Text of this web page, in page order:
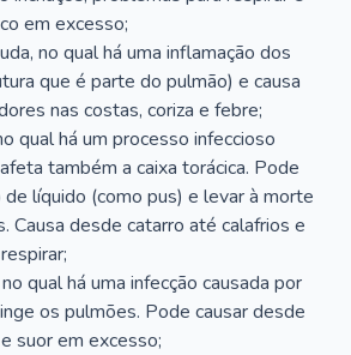
em excesso;
no qual há uma inflamação dos
que é parte do pulmão) e causa
nas costas, coriza e febre;
qual há um processo infeccioso
também a caixa torácica. Pode
de líquido (como pus) e levar à morte
Causa desde catarro até calafrios e
qual há uma infecção causada por
os pulmões. Pode causar desde
suor em excesso;